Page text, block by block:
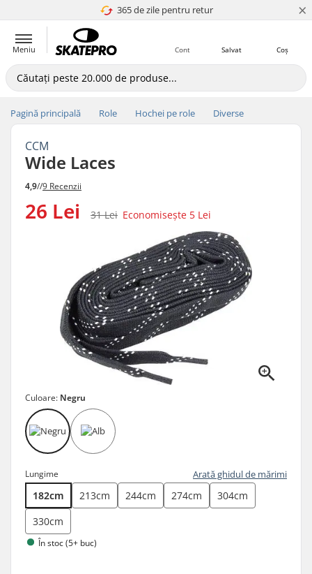
365 de zile pentru retur
4.8 a 5 ×
Meniu Coș
Salvat
Cont
Pagină principală Role Hochei pe role Diverse
CCM
Wide Laces
4,9//9 Recenzii
26 Lei 31 Lei Economisește 5 Lei
Culoare: Negru
Lungime Arată ghidul de mărimi
182cm 213cm 244cm 274cm
304cm
330cm
În stoc (5+ buc)